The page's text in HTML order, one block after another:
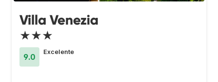
Villa Venezia
★★★
9.0
Excelente